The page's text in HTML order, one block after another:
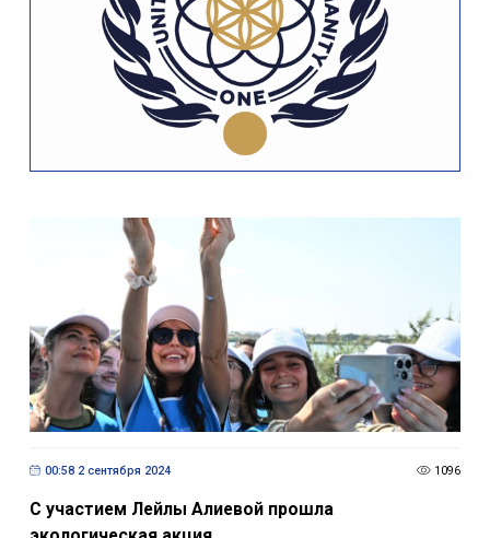
00:58 2 сентября 2024 1096
С участием Лейлы Алиевой прошла